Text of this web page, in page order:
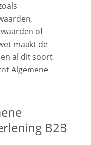
of
maakt de
al dit soort
Algemene
B2B